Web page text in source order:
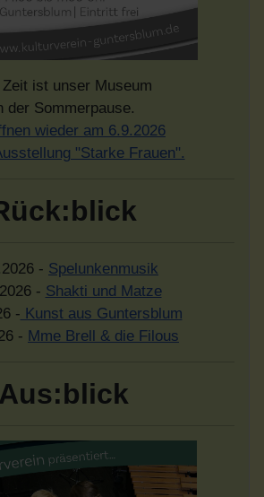
Zeit ist unser Museum
der Sommerpause.
wieder am 6.9.2026
"Starke Frauen".
- Spelunkenmusik
- Shakti und Matze
- Kunst aus Guntersblum
- Mme Brell & die Filous
Aus:blick